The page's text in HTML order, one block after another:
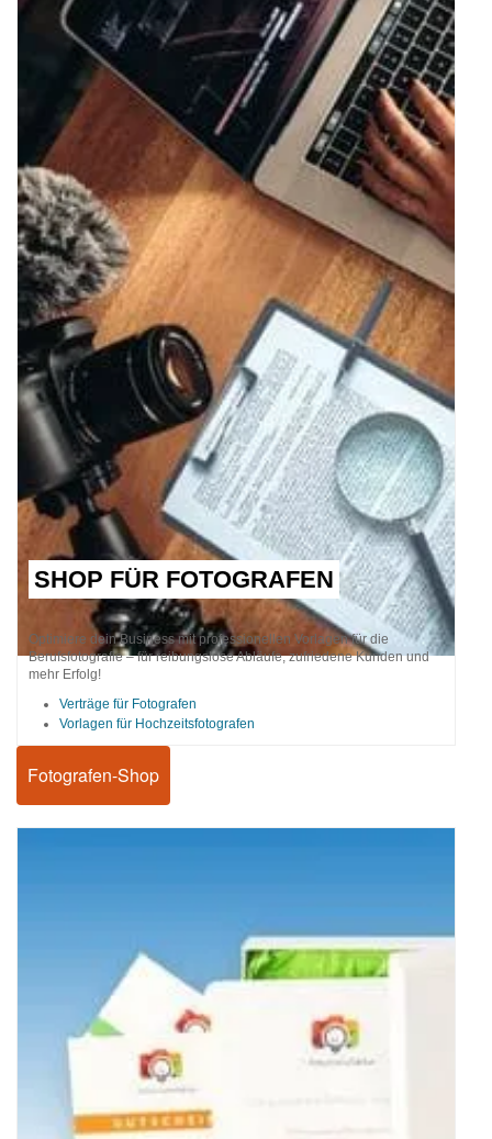
SHOP FÜR FOTOGRAFEN
Optimiere dein Business mit professionellen Vorlagen für die
Berufsfotografie – für reibungslose Abläufe, zufriedene Kunden und
mehr Erfolg!
Verträge für Fotografen
Vorlagen für Hochzeitsfotografen
Fotografen-Shop